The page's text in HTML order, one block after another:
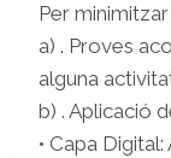
Per
a) . Proves
alguna
b) . Aplicació
• Capa